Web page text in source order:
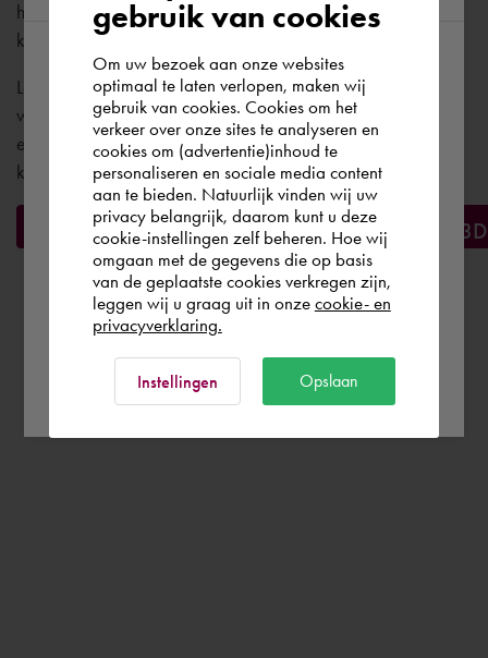
hoger en een Direct3D-capabele workstation grafische
kaart.
Let op : 64-bit besturingssystemen worden aanbevolen als u
werkt met grote datasets , Point Wolken en 3D Modelleren
en nodig als u gebruik maakt van de Model Documentatie
kenmerk van AutoCAD MAP 3D.
Koop hier het vervangproduct: AutoCAD Map
According to us you are situated in Rest of
the world. Please confirm in which country
you wish to shop.
Nederland
Rest of the world
gebruik van cookies
Om uw bezoek aan onze websites
optimaal te laten verlopen, maken wij
gebruik van cookies. Cookies om het
verkeer over onze sites te analyseren en
cookies om (advertentie)inhoud te
personaliseren en sociale media content
aan te bieden. Natuurlijk vinden wij uw
privacy belangrijk, daarom kunt u deze
cookie-instellingen zelf beheren. Hoe wij
omgaan met de gegevens die op basis
van de geplaatste cookies verkregen zijn,
leggen wij u graag uit in onze cookie- en
privacyverklaring.
Instellingen Opslaan